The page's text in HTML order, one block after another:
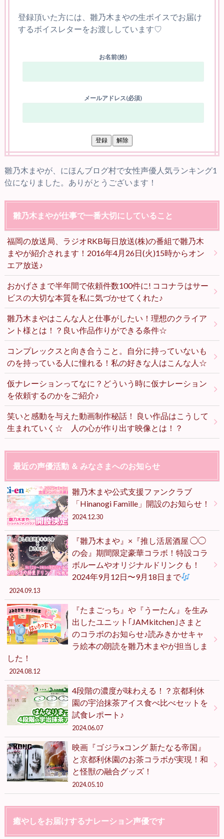
登録頂いた方には、雛乃木まやの生ボイスでお届け
するボイスレターをお渡ししています♡
お名前(姓)
メールアドレス(必須)
雛乃木まやが、にほんブログ村で女性声優人気ランキング1
位になりました。ありがとうございます！
雛乃木まやが仕事で一番大切にしていること
福岡の放送局、ラジオRKB毎日放送(株)の番組で雛乃木
まやが紹介されます！2016年4月26日(火)15時からオン
エア放送♪
おかげさまで半年間で依頼件数100件に! ココナラはサー
ビスの大切な本質を私に気づかせてくれた♪
雛乃木まやはこんな人と仕事がしたい！理想のクライア
ント様とは！？良い作品作りができる条件☆
コンプレックスと向き合うこと。自分に持っていないも
のを持っている人に憧れる！私の好きな人はこんな人☆
仮ナレーションってなに？どういう時に仮ナレーション
を依頼するのかをご紹介♪
笑いと感動を与えた動画制作秘話！ 良い作品はこうして
生まれていく☆ 人の心が作り出す映像とは！？
最近の声優活動 ＆ みなさまへのお知らせ
雛乃木まや公式支援ファンクラブ
「Hinanogi Famille」開設のお知らせ！
2024.12.30
『雛乃木まや』×『推し活居酒屋 ◯◯
の会』期間限定豪華コラボ！特設コラ
ボルームやオリジナルドリンクも！
2024年9月12日〜9月18日まで
2024.09.13
『たまごっち』や『うーたん』を生み
出したユニット｢JAMkitchen｣さまと
のコラボのお知らせ♪読みきかせキャ
ラ絵本の朗読を雛乃木まやが担当しま
した！
2024.08.12
4段階の濃度が味わえる！？京都利休
園の宇治抹茶アイス食べ比べセットを
試食レポート♪
2024.06.07
映画『ゴジラxコング 新たなる帝国』
と京都利休園のお茶コラボが実現！和
と怪獣の融合グッズ！
2024.05.10
癒やしをお届けするナレーション声優です